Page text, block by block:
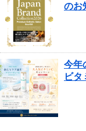
のお
今年
ビタ